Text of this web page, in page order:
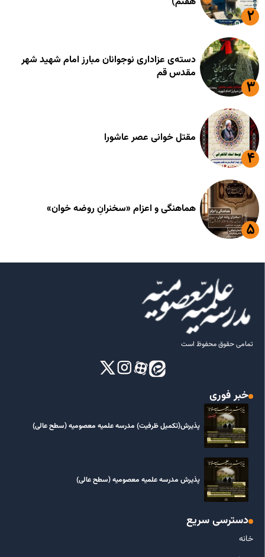
دسته‌ی عزاداری نوجوانان مبارز امام شهید شهر
مقدس قم
مقتل خوانی عصر عاشورا
هماهنگی و اعزام «سخنرانِ روضه خوان»
تمامی حقوق محفوظ است
خبر فوری
پذیرش(تکمیل ظرفیت) مدرسه علمیه معصومیه‌ (سطح عالی)
پذیرش مدرسه علمیه معصومیه‌ (سطح عالی)
دسترسی سریع
خانه